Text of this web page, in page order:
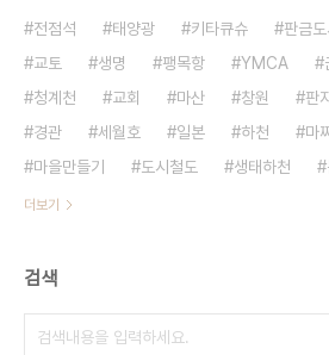
전점석 태양광 키타큐슈 판금도
교토
생명 팽목항 YMCA
청계천
교회 마산 창원 판
경관
세월호 일본 하천 마
마을만들기
도시철도 생태하천
더보기
검색